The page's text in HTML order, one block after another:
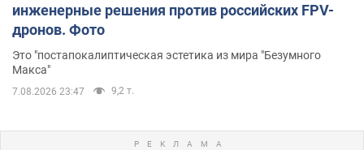
инженерные решения против российских FPV-
дронов. Фото
Это "постапокалиптическая эстетика из мира "Безумного
Макса"
7.08.2026 23:47 9,2 т.